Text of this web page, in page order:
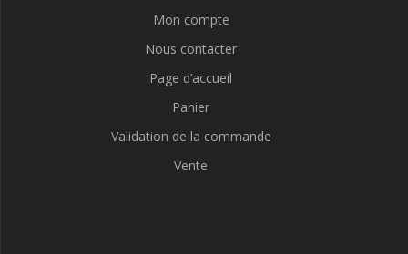
Mon compte
Nous contacter
Page d’accueil
Panier
Validation de la commande
Vente